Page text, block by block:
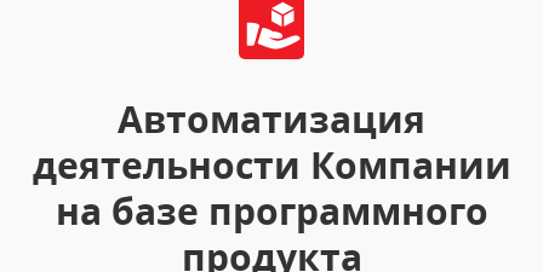
Автоматизация
деятельности Компании
на базе программного
продукта